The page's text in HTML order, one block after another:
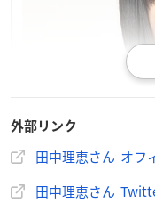
外部リンク
田中理恵さん オフ
田中理恵さん